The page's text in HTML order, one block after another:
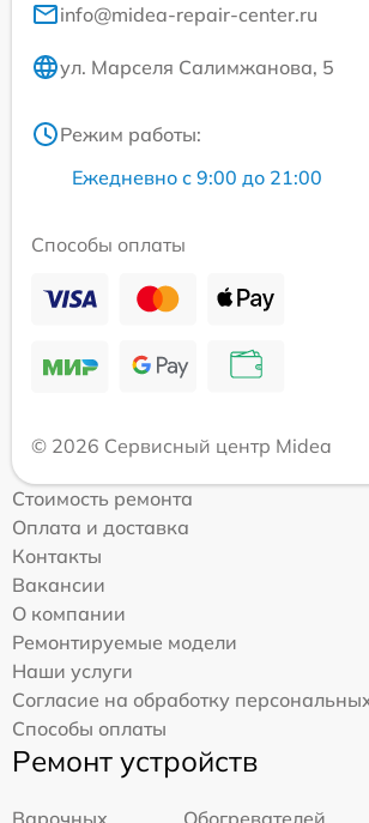
info@midea-repair-center.ru
ул. Марселя Салимжанова, 5
Режим работы:
Ежедневно с 9:00 до 21:00
Способы оплаты
© 2026 Сервисный центр Midea
Стоимость ремонта
Оплата и доставка
Контакты
Вакансии
О компании
Ремонтируемые модели
Наши услуги
Согласие на обработку
Способы оплаты
Ремонт устройств
Варочных
Обогревателей